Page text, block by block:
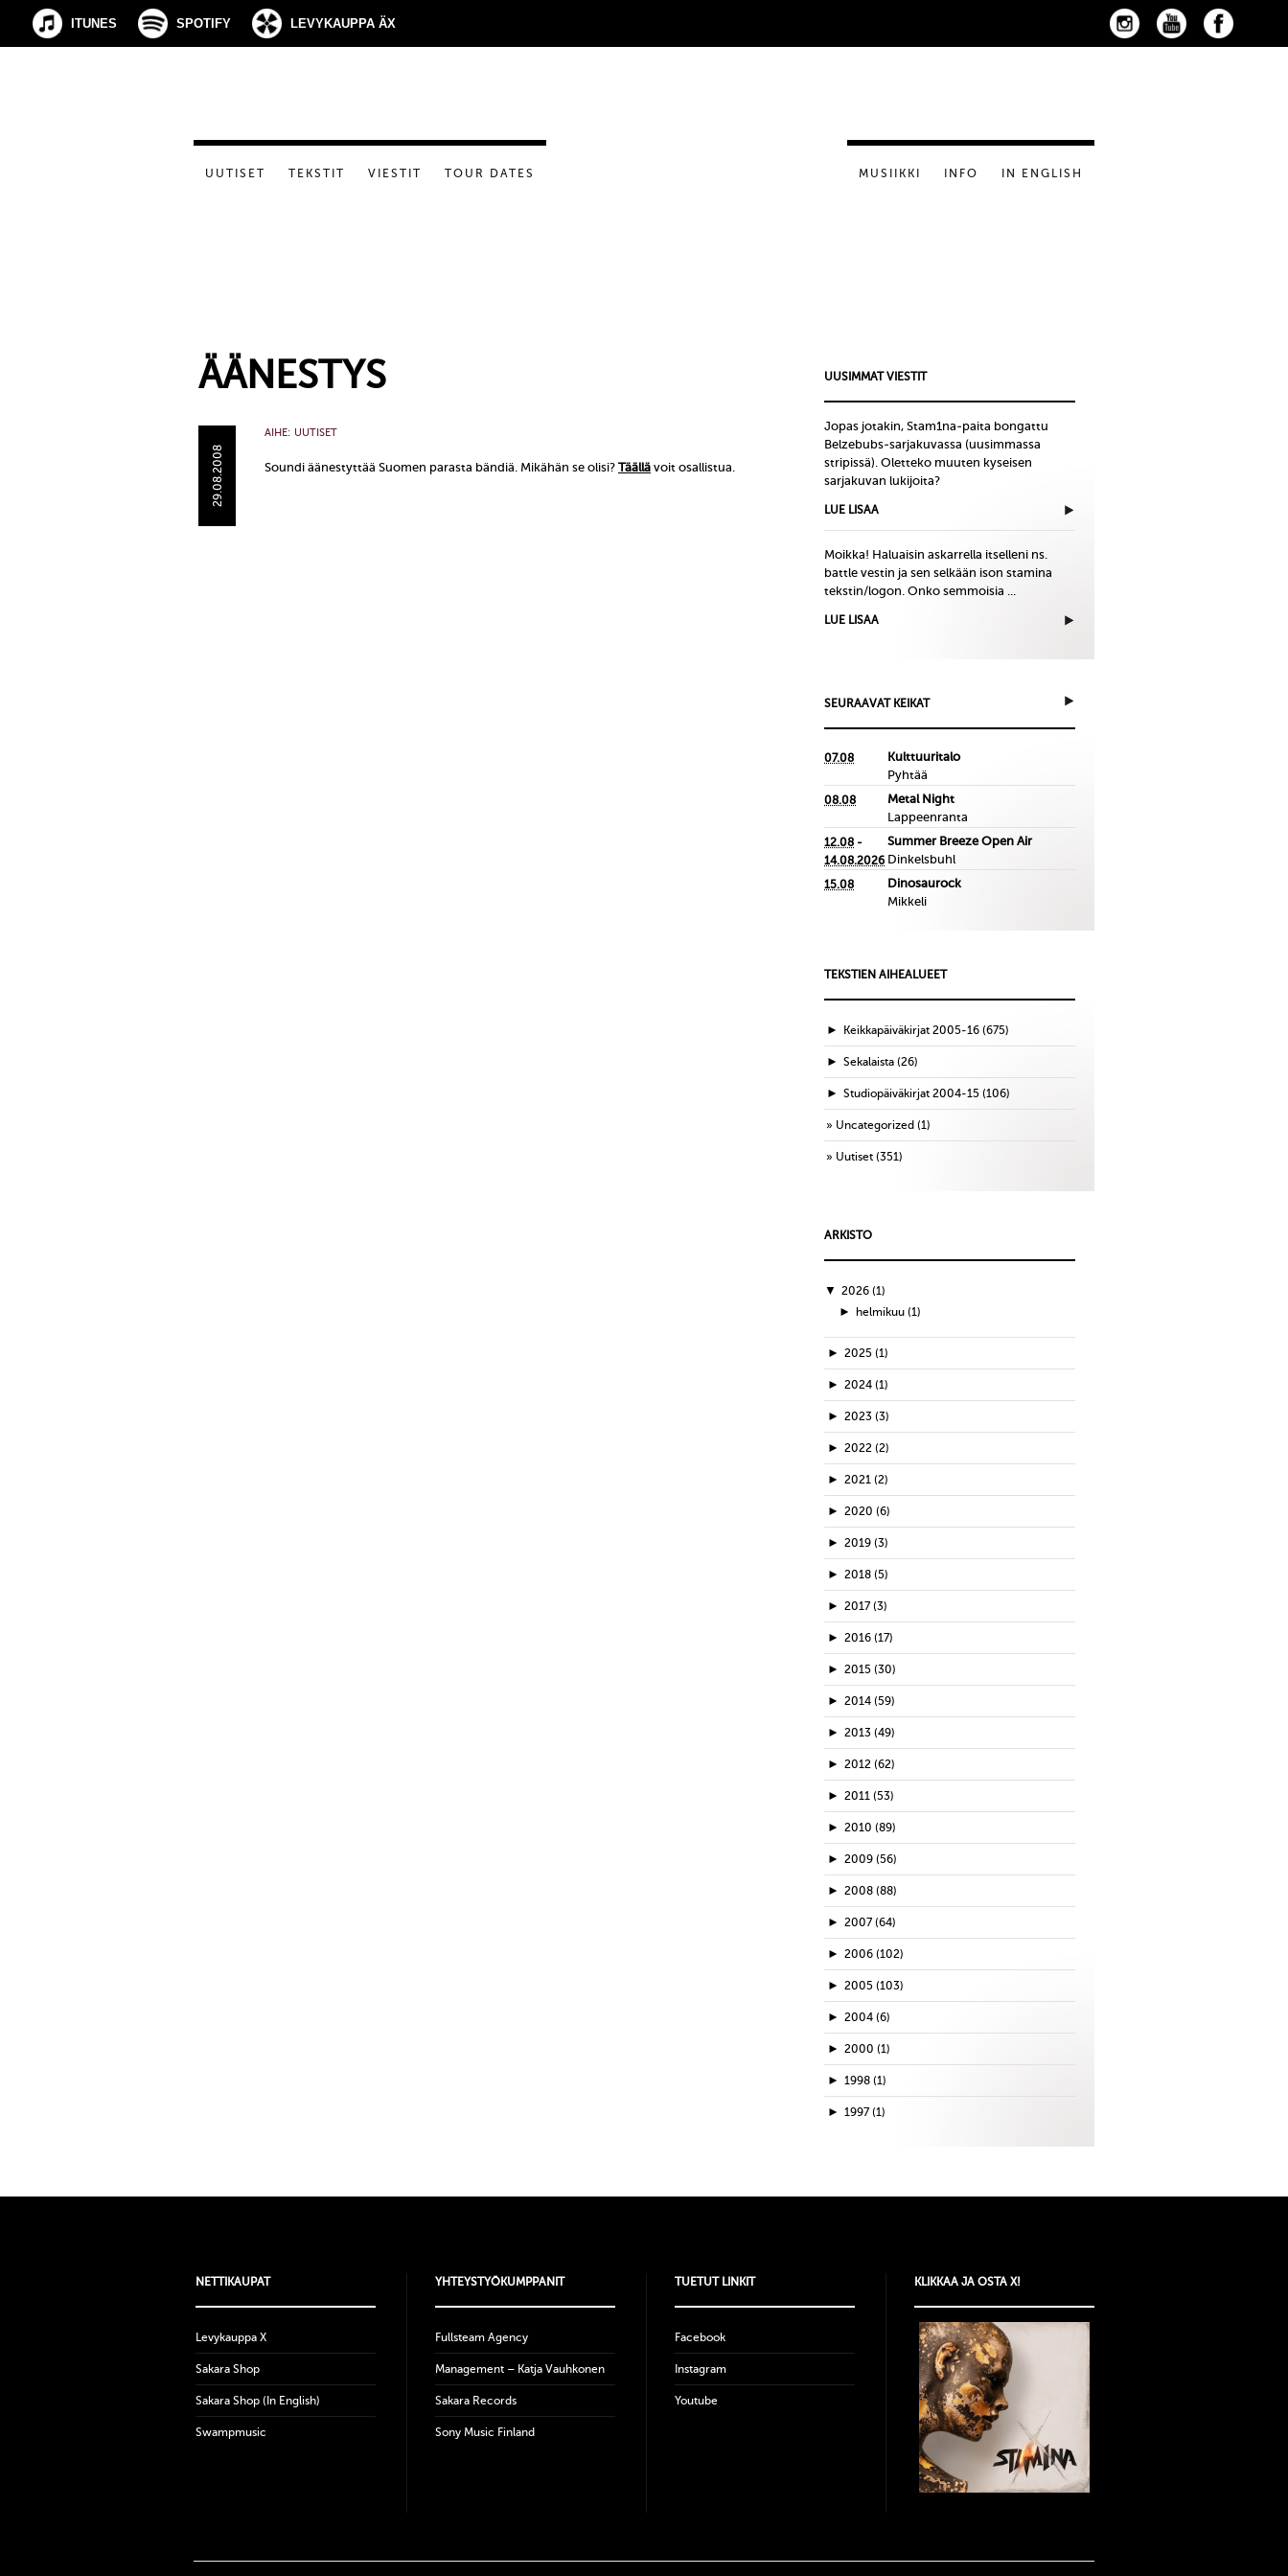
ITUNES SPOTIFY LEVYKAUPPA ÄX
UUTISET TEKSTIT VIESTIT TOUR DATES MUSIIKKI INFO IN ENGLISH
ÄÄNESTYS
29.08.2008
AIHE: UUTISET
Soundi äänestyttää Suomen parasta bändiä. Mikähän se olisi? Täällä voit osallistua.
UUSIMMAT VIESTIT
Jopas jotakin, Stam1na-paita bongattu
Belzebubs-sarjakuvassa (uusimmassa
stripissä). Oletteko muuten kyseisen
sarjakuvan lukijoita?
LUE LISAA
Moikka! Haluaisin askarrella itselleni ns.
battle vestin ja sen selkään ison stamina
tekstin/logon. Onko semmoisia ...
LUE LISAA
SEURAAVAT KEIKAT
07.08
Kulttuuritalo
Pyhtää
08.08
Metal Night
Lappeenranta
12.08 -
14.08.2026
Summer Breeze Open Air
Dinkelsbuhl
15.08
Dinosaurock
Mikkeli
TEKSTIEN AIHEALUEET
► Keikkapäiväkirjat 2005-16 (675)
► Sekalaista (26)
► Studiopäiväkirjat 2004-15 (106)
Uncategorized (1)
Uutiset (351)
ARKISTO
▼ 2026 (1)
► helmikuu (1)
► 2025 (1)
► 2024 (1)
► 2023 (3)
► 2022 (2)
► 2021 (2)
► 2020 (6)
► 2019 (3)
► 2018 (5)
► 2017 (3)
► 2016 (17)
► 2015 (30)
► 2014 (59)
► 2013 (49)
► 2012 (62)
► 2011 (53)
► 2010 (89)
► 2009 (56)
► 2008 (88)
► 2007 (64)
► 2006 (102)
► 2005 (103)
► 2004 (6)
► 2000 (1)
► 1998 (1)
► 1997 (1)
NETTIKAUPAT
Levykauppa X
Sakara Shop
Sakara Shop (In English)
Swampmusic
YHTEYSTYÖKUMPPANIT
Fullsteam Agency
Management – Katja Vauhkonen
Sakara Records
Sony Music Finland
TUETUT LINKIT
Facebook
Instagram
Youtube
KLIKKAA JA OSTA X!